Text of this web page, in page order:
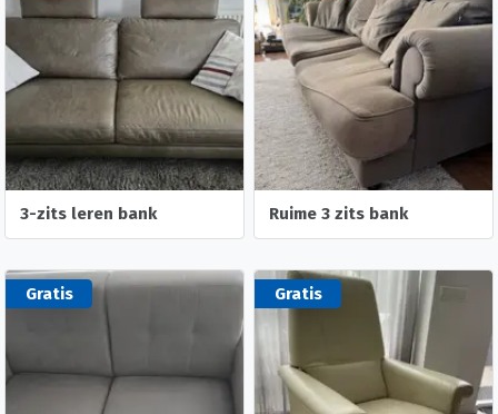
3-zits leren bank Ruime 3 zits bank
Gratis Gratis